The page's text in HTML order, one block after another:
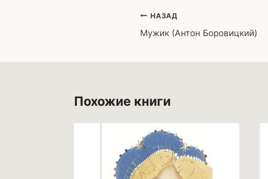
Навигация
по
НАЗАД
Мужик (Антон Боровицкий)
Похожие книги